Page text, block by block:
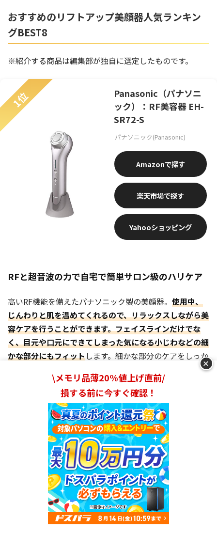
ランキングを見る
おすすめのリフトアップ美顔器人気ランキン
グBEST8
※紹介する商品は編集部が独自に選定したものです。
1位
Panasonic（パナソニ
ック）：RF美容器 EH-
SR72-S
パナソニック(Panasonic)
楽天市場
Amazon
Yahooショッピング
RFと超音波の力で自宅で簡単サロン級のハリケア
高いRF機能を備えたパナソニック製の美顔器。 使用中、
じんわりと肌を温めてくれるので、リラックスしながら美
容ケアを行うことができます。フェイスラインだけでな
く、目元や口元にできてしまった気になる小じわなどの細
かな部分にもフィットします。細かな部分のケアをしっか
り行いつつも、美容ケア中のリラックス感も楽しみたい方
におすすめです。
口コミ・レビュー
パナソニックといえど、この手の美顔器には効果ないので
はないかと心配でしたが、勢いで購入したところ想像以上
の使いやすさに大変驚きました。
+
\メモリ品薄20%値上げ直前/
損する前に今すぐ確認！